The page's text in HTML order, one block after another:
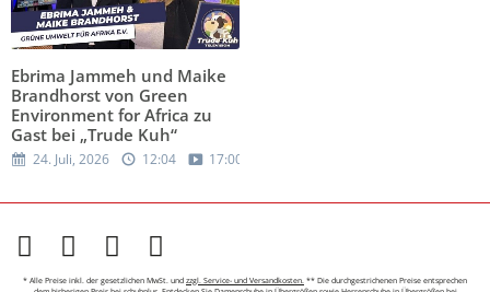
Ebrima Jammeh und Maike
Brandhorst von Green
Environment for Africa zu
Gast bei „Trude Kuh“
24. Juli, 2026 12:04 17:00
* Alle Preise inkl. der gesetzlichen MwSt. und zzgl. Service- und Versandkosten. ** Die durchgestrichenen Preise entsprechen